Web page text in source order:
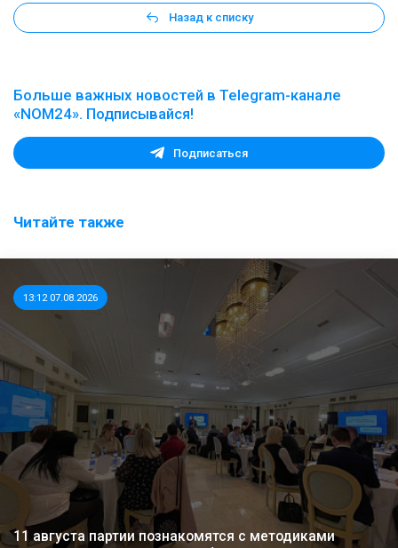
Назад к списку
Больше важных новостей в Telegram-канале
«NOM24». Подписывайся!
Подписаться
Читайте также
13:12 07.08.2026
11 августа партии познакомятся с методиками